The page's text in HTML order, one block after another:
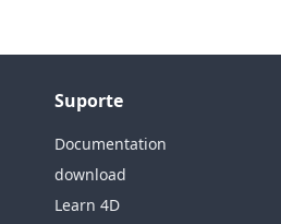
Suporte
Documentation
download
Learn 4D